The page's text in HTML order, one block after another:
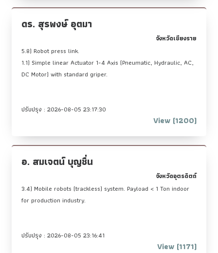
ดร. สุรพงษ์ อุตมา
จังหวัดเชียงราย
5.8) Robot press link.
1.1) Simple linear Actuator 1-4 Axis (Pneumatic, Hydraulic, AC,
DC Motor) with standard griper.
ปรับปรุง : 2026-08-05 23:17:30
View (1200)
อ. สมเจตน์ บุญชื่น
จังหวัดอุตรดิตถ์
3.4) Mobile robots (trackless) system. Payload < 1 Ton indoor
for production industry.
ปรับปรุง : 2026-08-05 23:16:41
View (1171)